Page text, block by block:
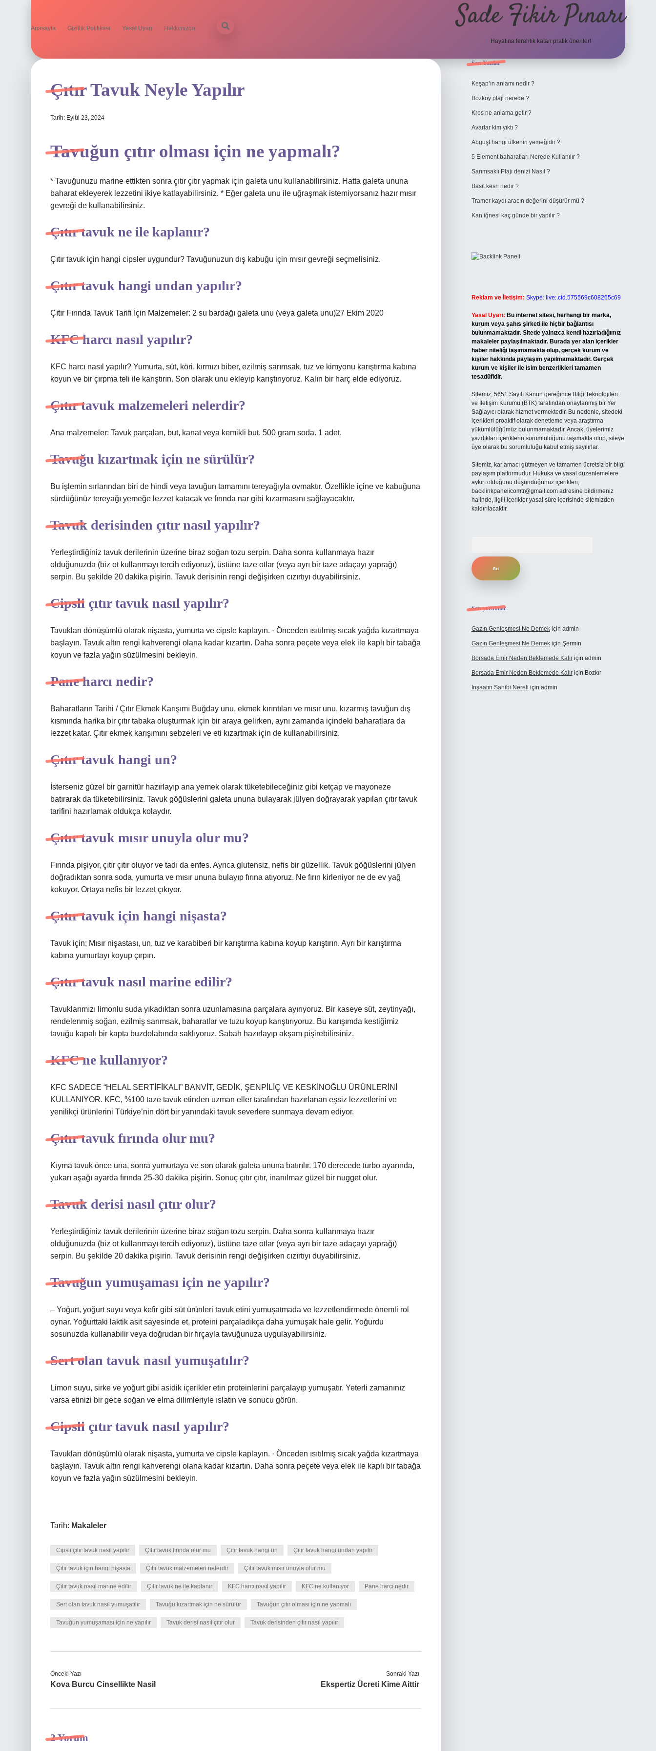
Anasayfa Gizlilik Politikası Yasal Uyarı Hakkımızda Sade Fikir Pınarı
Hayatına ferahlık katan pratik öneriler!
Çıtır Tavuk Neyle Yapılır
Tarih: Eylül 23, 2024
Tavuğun çıtır olması için ne yapmalı?
* Tavuğunuzu marine ettikten sonra çıtır çıtır yapmak için galeta unu kullanabilirsiniz. Hatta galeta ununa
baharat ekleyerek lezzetini ikiye katlayabilirsiniz. * Eğer galeta unu ile uğraşmak istemiyorsanız hazır mısır
gevreği de kullanabilirsiniz.
Çıtır tavuk ne ile kaplanır?
Çıtır tavuk için hangi cipsler uygundur? Tavuğunuzun dış kabuğu için mısır gevreği seçmelisiniz.
Çıtır tavuk hangi undan yapılır?
Çıtır Fırında Tavuk Tarifi İçin Malzemeler: 2 su bardağı galeta unu (veya galeta unu)27 Ekim 2020
KFC harcı nasıl yapılır?
KFC harcı nasıl yapılır? Yumurta, süt, köri, kırmızı biber, ezilmiş sarımsak, tuz ve kimyonu karıştırma kabına
koyun ve bir çırpma teli ile karıştırın. Son olarak unu ekleyip karıştırıyoruz. Kalın bir harç elde ediyoruz.
Çıtır tavuk malzemeleri nelerdir?
Ana malzemeler: Tavuk parçaları, but, kanat veya kemikli but. 500 gram soda. 1 adet.
Tavuğu kızartmak için ne sürülür?
Bu işlemin sırlarından biri de hindi veya tavuğun tamamını tereyağıyla ovmaktır. Özellikle içine ve kabuğuna
sürdüğünüz tereyağı yemeğe lezzet katacak ve fırında nar gibi kızarmasını sağlayacaktır.
Tavuk derisinden çıtır nasıl yapılır?
Yerleştirdiğiniz tavuk derilerinin üzerine biraz soğan tozu serpin. Daha sonra kullanmaya hazır
olduğunuzda (biz ot kullanmayı tercih ediyoruz), üstüne taze otlar (veya ayrı bir taze adaçayı yaprağı)
serpin. Bu şekilde 20 dakika pişirin. Tavuk derisinin rengi değişirken cızırtıyı duyabilirsiniz.
Cipsli çıtır tavuk nasıl yapılır?
Tavukları dönüşümlü olarak nişasta, yumurta ve cipsle kaplayın. · Önceden ısıtılmış sıcak yağda kızartmaya
başlayın. Tavuk altın rengi kahverengi olana kadar kızartın. Daha sonra peçete veya elek ile kaplı bir tabağa
koyun ve fazla yağın süzülmesini bekleyin.
Pane harcı nedir?
Baharatların Tarihi / Çıtır Ekmek Karışımı Buğday unu, ekmek kırıntıları ve mısır unu, kızarmış tavuğun dış
kısmında harika bir çıtır tabaka oluşturmak için bir araya gelirken, aynı zamanda içindeki baharatlara da
lezzet katar. Çıtır ekmek karışımını sebzeleri ve eti kızartmak için de kullanabilirsiniz.
Çıtır tavuk hangi un?
İsterseniz güzel bir garnitür hazırlayıp ana yemek olarak tüketebileceğiniz gibi ketçap ve mayoneze
batırarak da tüketebilirsiniz. Tavuk göğüslerini galeta ununa bulayarak jülyen doğrayarak yapılan çıtır tavuk
tarifini hazırlamak oldukça kolaydır.
Çıtır tavuk mısır unuyla olur mu?
Fırında pişiyor, çıtır çıtır oluyor ve tadı da enfes. Ayrıca glutensiz, nefis bir güzellik. Tavuk göğüslerini jülyen
doğradıktan sonra soda, yumurta ve mısır ununa bulayıp fırına atıyoruz. Ne fırın kirleniyor ne de ev yağ
kokuyor. Ortaya nefis bir lezzet çıkıyor.
Çıtır tavuk için hangi nişasta?
Tavuk için; Mısır nişastası, un, tuz ve karabiberi bir karıştırma kabına koyup karıştırın. Ayrı bir karıştırma
kabına yumurtayı koyup çırpın.
Çıtır tavuk nasıl marine edilir?
Tavuklarımızı limonlu suda yıkadıktan sonra uzunlamasına parçalara ayırıyoruz. Bir kaseye süt, zeytinyağı,
rendelenmiş soğan, ezilmiş sarımsak, baharatlar ve tuzu koyup karıştırıyoruz. Bu karışımda kestiğimiz
tavuğu kapalı bir kapta buzdolabında saklıyoruz. Sabah hazırlayıp akşam pişirebilirsiniz.
KFC ne kullanıyor?
KFC SADECE “HELAL SERTİFİKALI” BANVİT, GEDİK, ŞENPİLİÇ VE KESKİNOĞLU ÜRÜNLERİNİ
KULLANIYOR. KFC, %100 taze tavuk etinden uzman eller tarafından hazırlanan eşsiz lezzetlerini ve
yenilikçi ürünlerini Türkiye’nin dört bir yanındaki tavuk severlere sunmaya devam ediyor.
Çıtır tavuk fırında olur mu?
Kıyma tavuk önce una, sonra yumurtaya ve son olarak galeta ununa batırılır. 170 derecede turbo ayarında,
yukarı aşağı ayarda fırında 25-30 dakika pişirin. Sonuç çıtır çıtır, inanılmaz güzel bir nugget olur.
Tavuk derisi nasıl çıtır olur?
Yerleştirdiğiniz tavuk derilerinin üzerine biraz soğan tozu serpin. Daha sonra kullanmaya hazır
olduğunuzda (biz ot kullanmayı tercih ediyoruz), üstüne taze otlar (veya ayrı bir taze adaçayı yaprağı)
serpin. Bu şekilde 20 dakika pişirin. Tavuk derisinin rengi değişirken cızırtıyı duyabilirsiniz.
Tavuğun yumuşaması için ne yapılır?
– Yoğurt, yoğurt suyu veya kefir gibi süt ürünleri tavuk etini yumuşatmada ve lezzetlendirmede önemli rol
oynar. Yoğurttaki laktik asit sayesinde et, proteini parçaladıkça daha yumuşak hale gelir. Yoğurdu
sosunuzda kullanabilir veya doğrudan bir fırçayla tavuğunuza uygulayabilirsiniz.
Sert olan tavuk nasıl yumuşatılır?
Limon suyu, sirke ve yoğurt gibi asidik içerikler etin proteinlerini parçalayıp yumuşatır. Yeterli zamanınız
varsa etinizi bir gece soğan ve elma dilimleriyle ıslatın ve sonucu görün.
Cipsli çıtır tavuk nasıl yapılır?
Tavukları dönüşümlü olarak nişasta, yumurta ve cipsle kaplayın. · Önceden ısıtılmış sıcak yağda kızartmaya
başlayın. Tavuk altın rengi kahverengi olana kadar kızartın. Daha sonra peçete veya elek ile kaplı bir tabağa
koyun ve fazla yağın süzülmesini bekleyin.
Tarih: Makaleler
Cipsli çıtır tavuk nasıl yapılır Çıtır tavuk fırında olur mu Çıtır tavuk hangi un Çıtır tavuk hangi undan yapılır
Çıtır tavuk için hangi nişasta Çıtır tavuk malzemeleri nelerdir Çıtır tavuk mısır unuyla olur mu
Çıtır tavuk nasıl marine edilir Çıtır tavuk ne ile kaplanır KFC harcı nasıl yapılır KFC ne kullanıyor Pane harcı nedir
Sert olan tavuk nasıl yumuşatılır Tavuğu kızartmak için ne sürülür Tavuğun çıtır olması için ne yapmalı
Tavuğun yumuşaması için ne yapılır Tavuk derisi nasıl çıtır olur Tavuk derisinden çıtır nasıl yapılır
Önceki Yazı
Kova Burcu Cinsellikte Nasil
Sonraki Yazı
Ekspertiz Ücreti Kime Aittir
2 Yorum
Sidebar
Son Yazılar
Keşap’ın anlamı nedir ?
Bozköy plaji nerede ?
Kros ne anlama gelir ?
Avarlar kim yıktı ?
Abguşt hangi ülkenin yemeğidir ?
5 Element baharatları Nerede Kullanılır ?
Sarımsaklı Plajı denizi Nasıl ?
Basit kesri nedir ?
Tramer kaydı aracın değerini düşürür mü ?
Kan iğnesi kaç günde bir yapılır ?
Reklam ve İletişim: Skype: live:.cid.575569c608265c69
Yasal Uyarı: Bu internet sitesi, herhangi bir marka,
kurum veya şahıs şirketi ile hiçbir bağlantısı
bulunmamaktadır. Sitede yalnızca kendi hazırladığımız
makaleler paylaşılmaktadır. Burada yer alan içerikler
haber niteliği taşımamakta olup, gerçek kurum ve
kişiler hakkında paylaşım yapılmamaktadır. Gerçek
kurum ve kişiler ile isim benzerlikleri tamamen
tesadüfidir.
Sitemiz, 5651 Sayılı Kanun gereğince Bilgi Teknolojileri
ve İletişim Kurumu (BTK) tarafından onaylanmış bir Yer
Sağlayıcı olarak hizmet vermektedir. Bu nedenle, sitedeki
içerikleri proaktif olarak denetleme veya araştırma
yükümlülüğümüz bulunmamaktadır. Ancak, üyelerimiz
yazdıkları içeriklerin sorumluluğunu taşımakta olup, siteye
üye olarak bu sorumluluğu kabul etmiş sayılırlar.
Sitemiz, kar amacı gütmeyen ve tamamen ücretsiz bir bilgi
paylaşım platformudur. Hukuka ve yasal düzenlemelere
aykırı olduğunu düşündüğünüz içerikleri,
backlinkpanelicomtr@gmail.comadresine bildirmeniz
halinde, ilgili içerikler yasal süre içerisinde sitemizden
kaldırılacaktır.
Son yorumlar
Gazın Genleşmesi Ne Demekiçin admin
Gazın Genleşmesi Ne Demekiçin Şermin
Borsada Emir Neden Beklemede Kalıriçin admin
Borsada Emir Neden Beklemede Kalıriçin Bozkır
Inşaatın Sahibi Nereli için admin